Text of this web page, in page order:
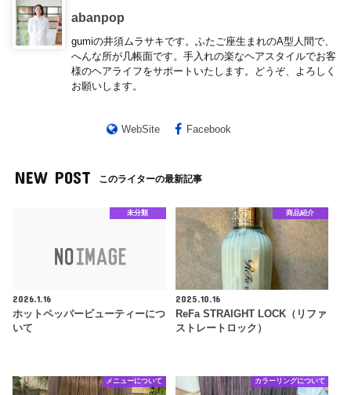
abanpop
gumiの井須ムラサキです。ふたご座生まれのA型人間で、
へんな所が几帳面です。手入れの楽なヘアスタイルでお客
様のヘアライフをサポートいたします。どうぞ、よろしく
お願いします。
WebSite Facebook
NEW POST このライターの最新記事
未分類
2026.1.16
ホットペッパービューティーにつ
いて
商品紹介
2025.10.16
ReFa STRAIGHT LOCK（リファ
ストレートロック）
メニューについて カラーリングについて